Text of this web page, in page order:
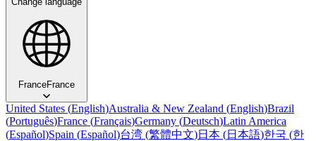
FranceFrance
United States (English)Australia & New Zealand (English)Brazil
(Português)France (Français)Germany (Deutsch)Latin America
(Español)Spain (Español)台湾 (繁體中文)日本 (日本語)한국 (한